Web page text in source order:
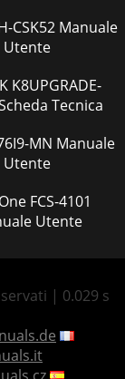
Utente
Tecnica
Utente
4101
Utente
| 0.029 s